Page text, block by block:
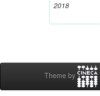
2018
Theme by